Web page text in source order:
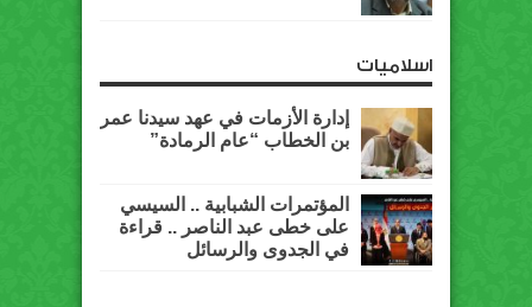
اسلاميات
إدارة الأزمات في عهد سيدنا عمر
بن الخطاب “عام الرمادة”
المؤتمرات الشبابية .. السيسي
على خطى عبد الناصر .. قراءة
في الجدوى والرسائل